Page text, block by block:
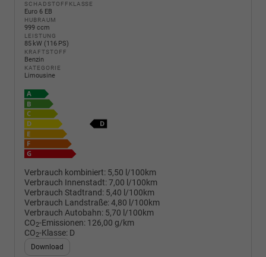
SCHADSTOFFKLASSE
Euro 6 EB
HUBRAUM
999 ccm
LEISTUNG
85 kW (116 PS)
KRAFTSTOFF
Benzin
KATEGORIE
Limousine
Verbrauch kombiniert: 5,50 l/100km
Verbrauch Innenstadt:7,00 l/100km
Verbrauch Stadtrand: 5,40 l/100km
Verbrauch Landstraße:4,80 l/100km
Verbrauch Autobahn: 5,70 l/100km
CO2-Emissionen: 126,00 g/km
CO2-Klasse: D
Download